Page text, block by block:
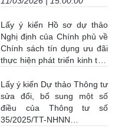
Lấy ý kiến Hồ sơ dự thảo
Nghị định của Chính phủ về
Chính sách tín dụng ưu đãi
thực hiện phát triển kinh tế -
tộc thiểu số và miền núi
05/03/2026 | 16:00:00
Lấy ý kiến Dự thảo Thông tư
sửa đổi, bổ sung một số
điều của Thông tư số
35/2025/TT-NHNN